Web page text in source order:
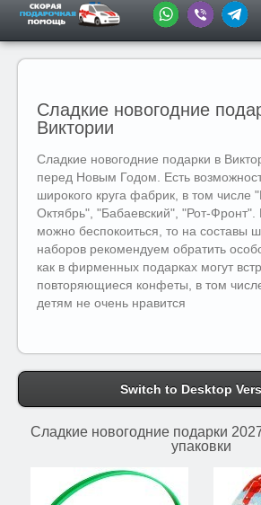
Сладкие новогодние
Виктории
Сладкие новогодние подарки в
перед Новым Годом. Есть
широкого круга фабрик, в том числе
Октябрь", "Бабаевский", "Рот-Фронт".
можно беспокоиться, то на составы
наборов рекомендуем обратить
как в фирменных подарках могут
повторяющиеся конфеты, в том
детям не очень нравится
Switch to Desktop
Сладкие новогодние подарки
упаковки